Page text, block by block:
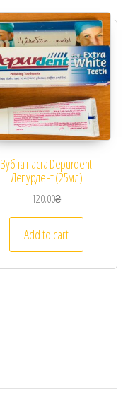
Зубна паста Depurdent
Депурдент (25мл)
120.00₴
Add to cart